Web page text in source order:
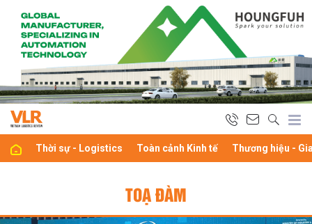
Thời sự - Logistics Toàn cảnh Kinh tế Thương hiệu -
TOẠ ĐÀM